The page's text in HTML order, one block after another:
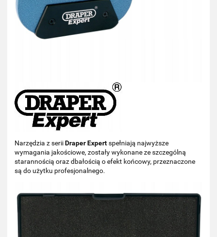
Narzędzia z seriiDraper Expertspełniają najwyższe
wymagania jakościowe, zostały wykonane ze szczególną
starannością oraz dbałością o efekt końcowy, przeznaczone
są do użytku profesjonalnego.